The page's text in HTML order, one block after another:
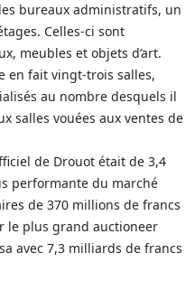
bureaux administratifs, un
Celles-ci sont
meubles et objets d’art.
en fait vingt-trois salles,
au nombre desquels il
salles vouées aux ventes de
de Drouot était de 3,4
performante du marché
de 370 millions de francs
le plus grand auctioneer
avec 7,3 milliards de francs